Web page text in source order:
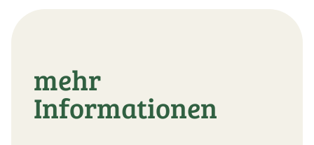
mehr
Informationen